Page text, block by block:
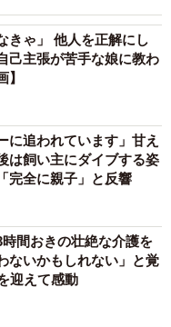
きゃ」 他人を正解にし
主張が苦手な娘に教わ
に追われています」甘え
飼い主にダイブする姿
完全に親子」と反響
間おきの壮絶な介護を
いかもしれない」と覚
迎えて感動